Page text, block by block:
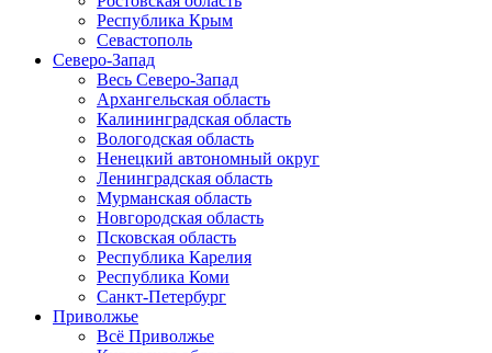
Республика Крым
Севастополь
Северо-Запад
Весь Северо-Запад
Архангельская область
Калининградская область
Вологодская область
Ненецкий автономный округ
Ленинградская область
Мурманская область
Новгородская область
Псковская область
Республика Карелия
Республика Коми
Санкт-Петербург
Приволжье
Всё Приволжье